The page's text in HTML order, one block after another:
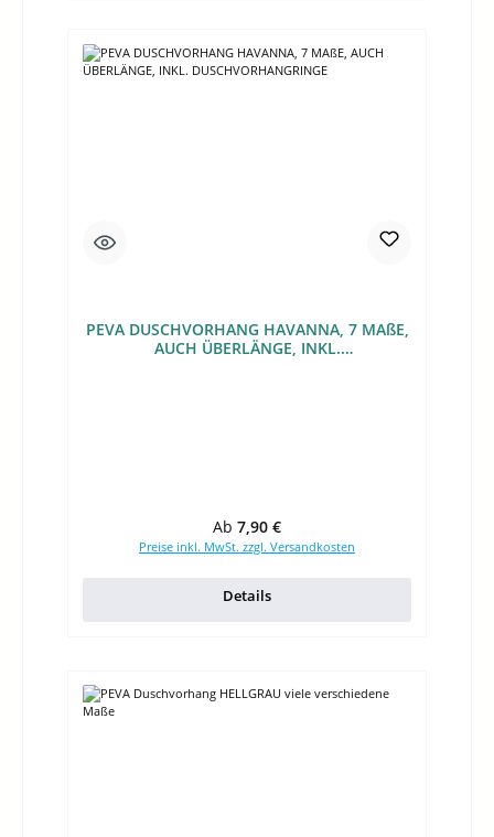
PEVA DUSCHVORHANG HAVANNA, 7 MAßE,
AUCH ÜBERLÄNGE, INKL.
Regulärer Preis:
Ab 7,90 €
Preise inkl. MwSt. zzgl. Versandkosten
Details